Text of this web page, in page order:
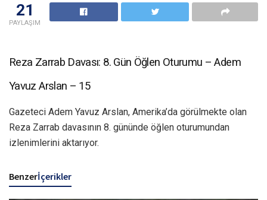
21
PAYLAŞIM
Reza Zarrab Davası: 8. Gün Öğlen Oturumu – Adem
Yavuz Arslan – 15
Gazeteci Adem Yavuz Arslan, Amerika’da görülmekte olan
Reza Zarrab davasının 8. gününde öğlen oturumundan
izlenimlerini aktarıyor.
Benzerİçerikler